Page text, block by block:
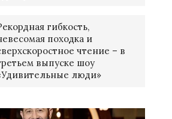
гибкость,
походка и
чтение – в
выпуске шоу
люди»